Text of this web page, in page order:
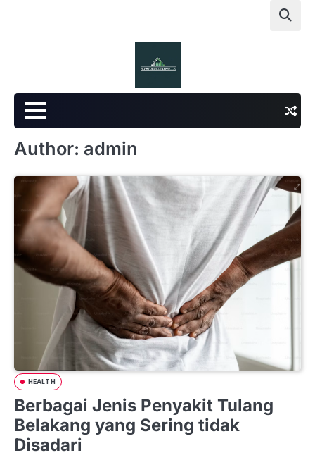
Author: admin
HEALTH
Berbagai Jenis Penyakit Tulang
Belakang yang Sering tidak
Disadari